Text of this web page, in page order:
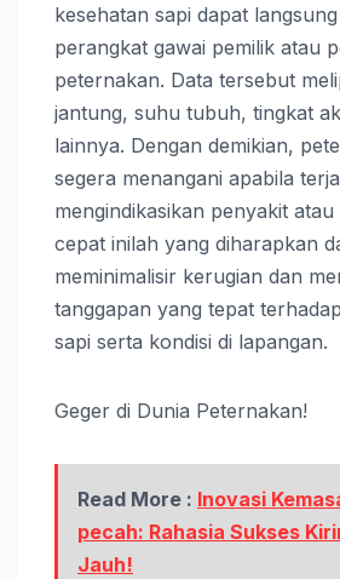
kesehatan sapi dapat
perangkat gawai pemilik atau
peternakan. Data tersebut
jantung, suhu tubuh, tingkat
lainnya. Dengan demikian,
segera menangani apabila
mengindikasikan penyakit atau
cepat inilah yang diharapkan
meminimalisir kerugian dan
tanggapan yang tepat
sapi serta kondisi di lapangan.
Geger di Dunia Peternakan!
Read More : Inovasi
pecah: Rahasia Sukses
Jauh!